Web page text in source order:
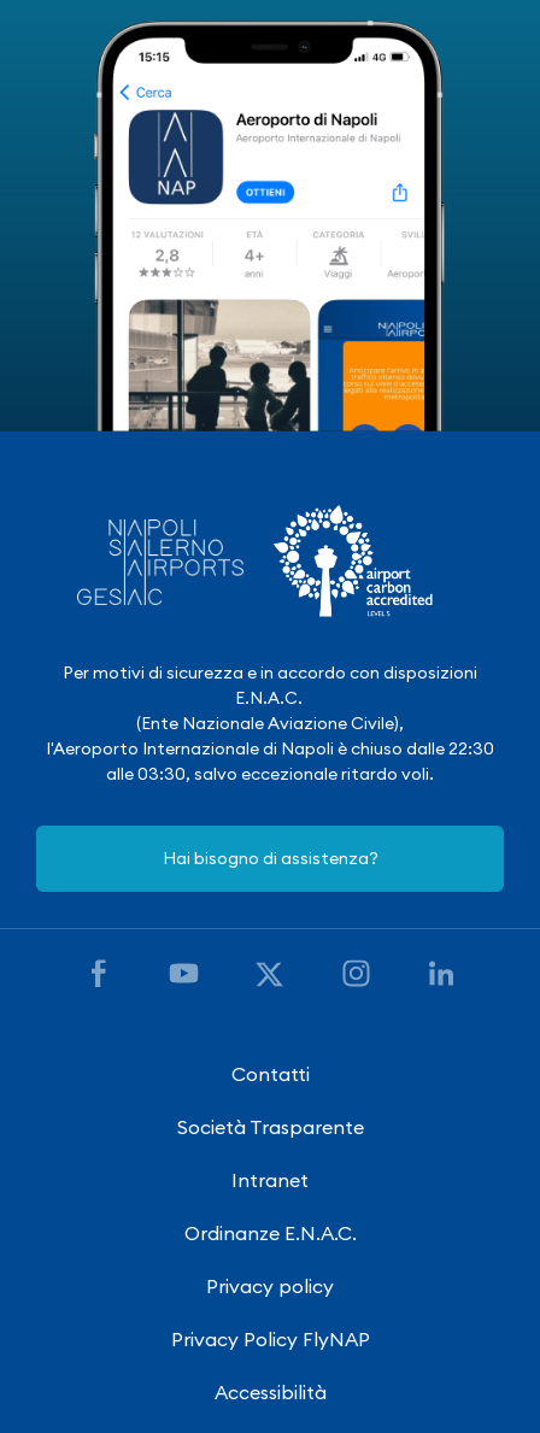
Per motivi di sicurezza e in accordo con disposizioni
E.N.A.C.
(Ente Nazionale Aviazione Civile),
l'Aeroporto Internazionale di Napoli è chiuso dalle 22:30
alle 03:30, salvo eccezionale ritardo voli.
Hai bisogno di assistenza?
Contatti
Società Trasparente
Intranet
Ordinanze E.N.A.C.
Privacy policy
Privacy Policy FlyNAP
Accessibilità